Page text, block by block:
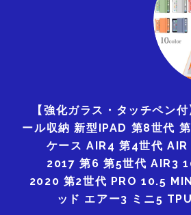
【強化ガラス・タッチペン
ール収納 新型IPAD 第8世代
ケース AIR4 第4世代
2017 第6 第5世代 AIR3
2020 第2世代 PRO 10.5
ッド エアー3 ミニ5